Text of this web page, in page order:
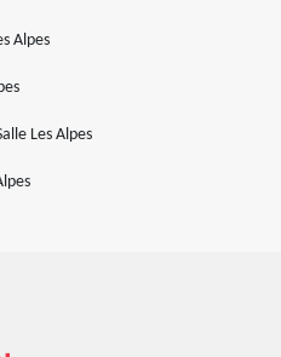
Alpes
Les Alpes